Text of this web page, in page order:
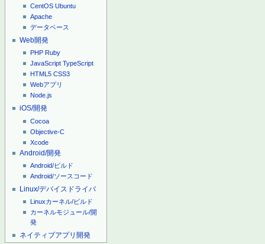
CentOS Ubuntu
Apache
データベース
Web開発
PHP Ruby
JavaScript TypeScript
HTML5 CSS3
Webアプリ
Node.js
iOS/開発
Cocoa
Objective-C
Xcode
Android/開発
Android/ビルド
Android/ソースコード
Linux/デバイスドライバ
Linuxカーネル/ビルド
カーネルモジュール/開
発
ネイティブアプリ開発